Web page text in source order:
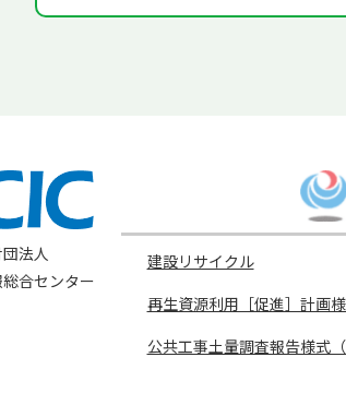
法人
合センター
建設リサイクル
再生資源利用［促進］計画
公共工事土量調査報告様式（